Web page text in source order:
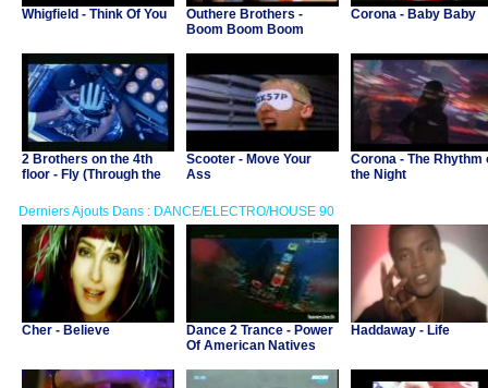
Whigfield - Think Of You
Outhere Brothers -
Boom Boom Boom
Corona - Baby Baby
2 Brothers on the 4th
floor - Fly (Through the
Scooter - Move Your
Ass
Corona - The Rhythm
the Night
Derniers Ajouts Dans : DANCE/ELECTRO/HOUSE 90
Cher - Believe
Dance 2 Trance - Power
Of American Natives
Haddaway - Life